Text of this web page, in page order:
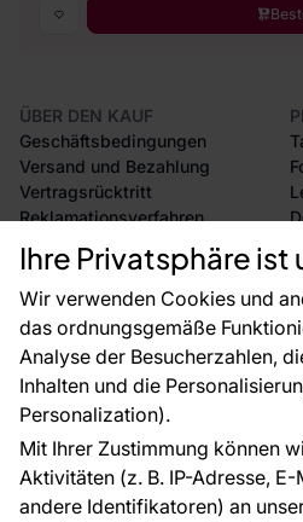
Ihre Privatsphäre ist
Wir verwenden Cookies und
das ordnungsgemäße
Analyse der Besucherzahlen,
Inhalten und die
Personalization).
Mit Ihrer Zustimmung können
Aktivitäten (z. B. IP-Adresse,
andere Identifikatoren) an
ÜBER DEN KAUF
Geschäftsbedingungen
Versand und Bezahlung
Vertragsrücktritt
Reklamationsverfahren
Rücksendung von Waren
CE-Zertifizierung
Großhandel
Raumvisualisierung
FÜR SIE
Blog
EU-Projekte
Ratschläge und Tipps
FAQ